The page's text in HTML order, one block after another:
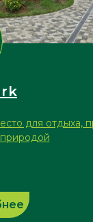
для отдыха,